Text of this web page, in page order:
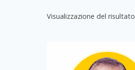
Visualizzazione del risultato